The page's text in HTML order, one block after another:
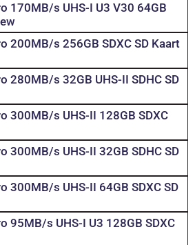
170MB/s UHS-I U3 V30 64GB
200MB/s 256GB SDXC SD Kaart
280MB/s 32GB UHS-II SDHC SD
300MB/s UHS-II 128GB SDXC
300MB/s UHS-II 32GB SDHC SD
300MB/s UHS-II 64GB SDXC SD
95MB/s UHS-I U3 128GB SDXC